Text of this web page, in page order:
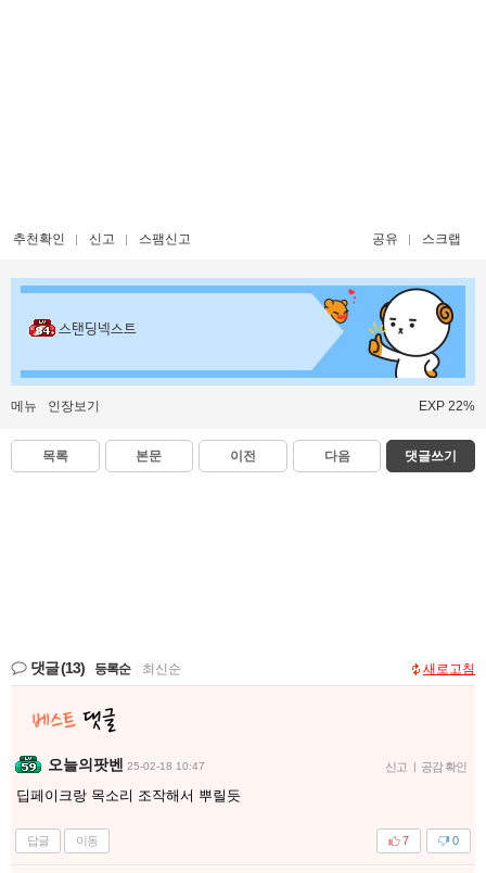
추천확인 신고 스팸신고 공유 스크랩
스탠딩넥스트
메뉴 인장보기 EXP 22%
목록 본문 이전 다음 댓글쓰기
댓글(13) 등록순 최신순 새로고침
오늘의팟벤 25-02-18 10:47 신고 | 공감 확인
딥페이크랑 목소리 조작해서 뿌릴듯
답글 이동 0
7